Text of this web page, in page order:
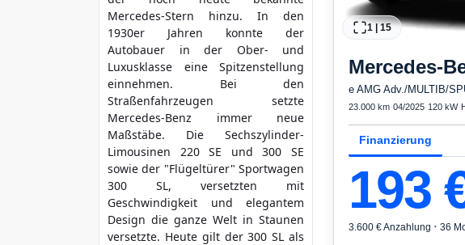
mehr Kriterien
Mercedes-Stern hinzu. In den
1930er Jahren konnte der
Autobauer in der Ober- und
Luxusklasse eine Spitzenstellung
einnehmen. Bei den
Straßenfahrzeugen setzte
Mercedes-Benz immer neue
Maßstäbe. Die Sechszylinder-
Limousinen 220 SE und 300 SE
sowie der "Flügeltürer" Sportwagen
300 SL, versetzten mit
Geschwindigkeit und elegantem
Design die ganze Welt in Staunen
versetzte. Heute gilt der 300 SL als
1 |15
Mercedes-
e AMG Adv./MULTIB/
23.000 km·04/2025· 120 kW·
Finanzierung
193
3.600 € Anzahlung · 36